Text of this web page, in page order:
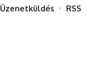
Üzenetküldés RSS